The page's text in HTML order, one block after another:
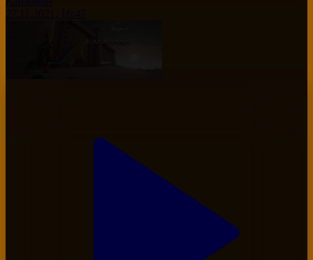
27.11.2021, 16:47